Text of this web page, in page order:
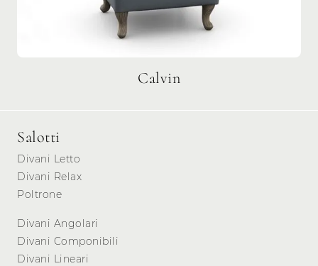
Calvin
Salotti
Divani Letto
Divani Relax
Poltrone
Divani Angolari
Divani Componibili
Divani Lineari